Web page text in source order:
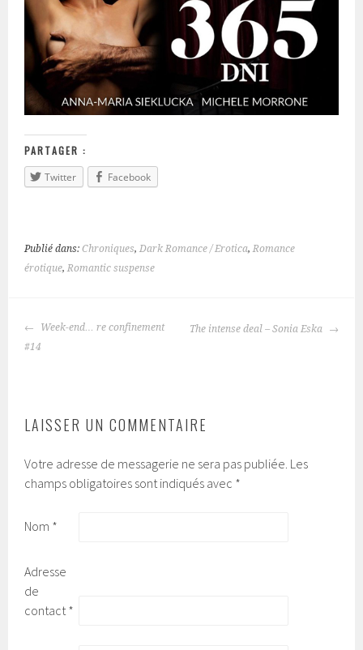
PARTAGER :
Twitter
Facebook
Publié dans:Chroniques,Dark Romance / Erotica,Romance
érotique,Romantic suspense
NAVIGATION
Week-end… re confinement
#14
The intense deal – Sonia Eska
LAISSER UN COMMENTAIRE
Votre adresse de messagerie ne sera pas publiée. Les
champs obligatoires sont indiqués avec *
Nom *
Adresse
de
contact *